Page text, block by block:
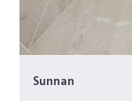
Sunnan